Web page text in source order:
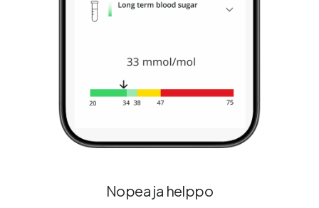
Nopea ja helppo